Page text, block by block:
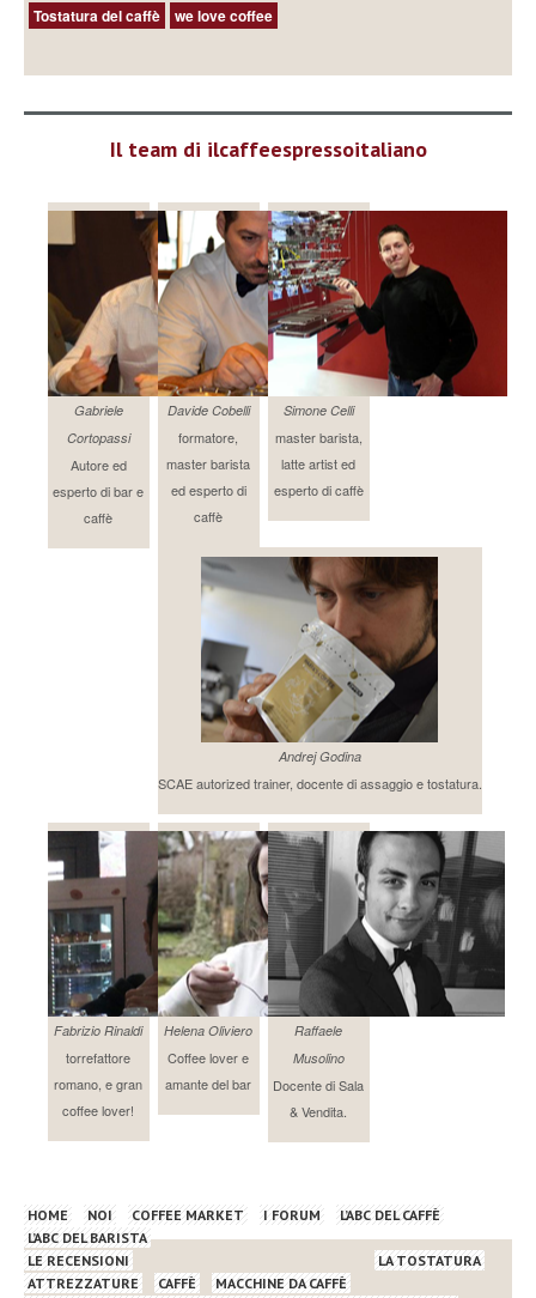
Tostatura del caffè
we love coffee
Il team di ilcaffeespressoitaliano
Gabriele
Cortopassi
Autore ed
esperto di bar e
caffè
Davide Cobelli
formatore,
master barista
ed esperto di
caffè
Simone Celli
master barista,
latte artist ed
esperto di caffè
Andrej Godina
SCAE autorized trainer, docente di assaggio e tostatura.
Fabrizio Rinaldi
torrefattore
romano, e gran
coffee lover!
Helena Oliviero
Coffee lover e
amante del bar
Raffaele
Musolino
Docente di Sala
& Vendita.
HOME NOI COFFEE MARKET I FORUM
L’ABC DEL CAFFÈ
L’ABC DEL BARISTA
LE RECENSIONI
ATTREZZATURE
CAFFÈ MACCHINE DA CAFFÈ
LA TOSTATURA